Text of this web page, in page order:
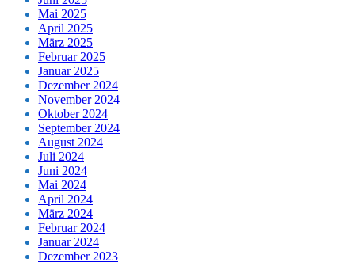
Mai 2025
April 2025
März 2025
Februar 2025
Januar 2025
Dezember 2024
November 2024
Oktober 2024
September 2024
August 2024
Juli 2024
Juni 2024
Mai 2024
April 2024
März 2024
Februar 2024
Januar 2024
Dezember 2023